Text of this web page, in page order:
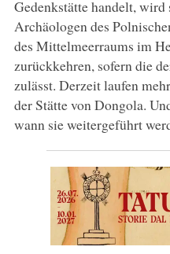
Gedenkstätte handelt,
Archäologen des
des Mittelmeerraums im
zurückkehren, sofern die
zulässt. Derzeit laufen
der Stätte von Dongola.
wann sie weitergeführt